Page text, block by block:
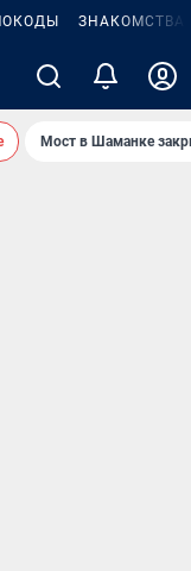
ЗНАКОМСТВА
Мост в Шаманке